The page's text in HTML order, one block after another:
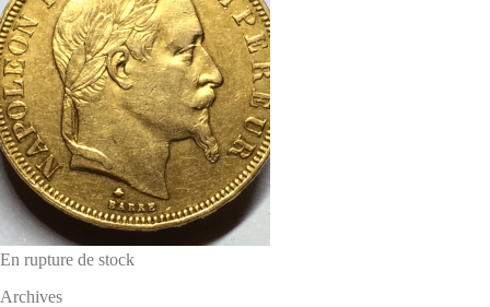
En rupture de stock
Archives